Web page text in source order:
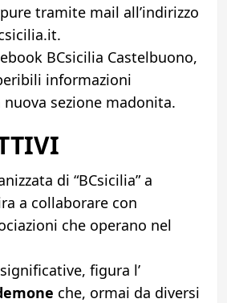
tramite mail all’indirizzo
BCsicilia Castelbuono,
informazioni
nuova sezione madonita.
di “BCsicilia” a
a collaborare con
che operano nel
figura l’
che, ormai da diversi